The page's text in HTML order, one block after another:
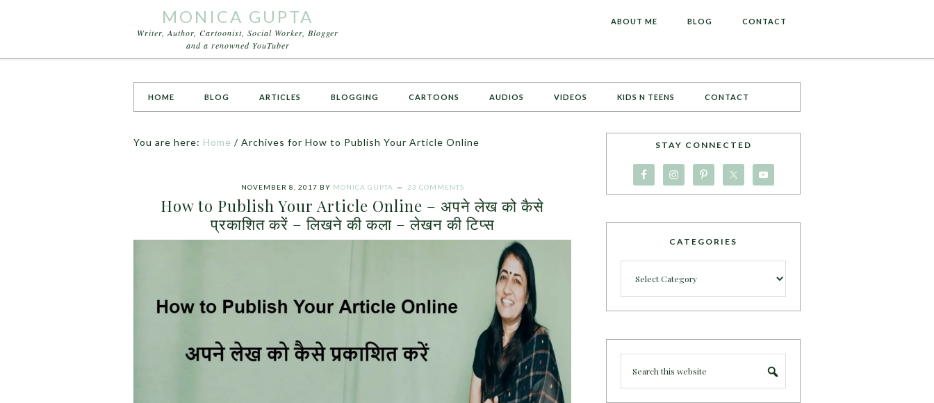
MONICA GUPTA
Writer, Author, Cartoonist, Social Worker, Blogger
and a renowned YouTuber
ABOUT ME BLOG CONTACT
HOME BLOG ARTICLES BLOGGING CARTOONS AUDIOS VIDEOS KIDS N TEENS CONTACT
You are here: Home / Archives for How to Publish Your Article Online
NOVEMBER 8, 2017 BY MONICA GUPTA 23 COMMENTS
How to Publish Your Article Online – अपने लेख को कैसे
प्रकाशित करें – लिखने की कला – लेखन की टिप्स
STAY CONNECTED
CATEGORIES